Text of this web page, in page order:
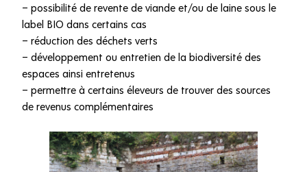
– possibilité de revente de viande et/ou de laine sous le
label BIO dans certains cas
– réduction des déchets verts
– développement ou entretien de la biodiversité des
espaces ainsi entretenus
– permettre à certains éleveurs de trouver des sources
de revenus complémentaires